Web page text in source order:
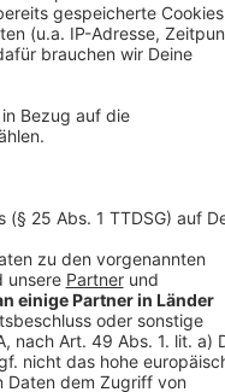
jetzt
inMoers.Hier gibt es
und 30.Juli. Im
ist eine gemeinsame
dran. Hier gab es
über die
auf die Straße.
noch nie. Zwölf sind
(11. Juli) - aber